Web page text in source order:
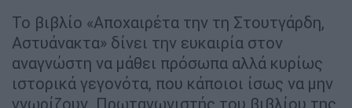
Το βιβλίο «Αποχαιρέτα την τη Στουτγάρδη,
Αστυάνακτα» δίνει την ευκαιρία στον
αναγνώστη να μάθει πρόσωπα αλλά κυρίως
ιστορικά γεγονότα, που κάποιοι ίσως να μην
γνωρίζουν. Πρωταγωνιστής του βιβλίου της